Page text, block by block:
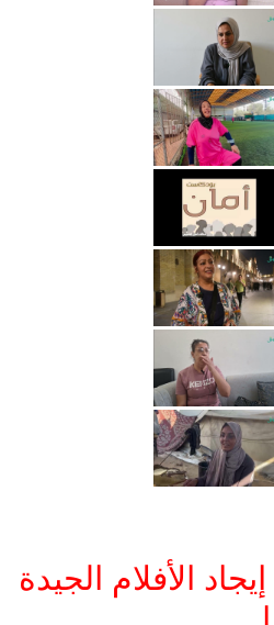
الأفلام الجيدة